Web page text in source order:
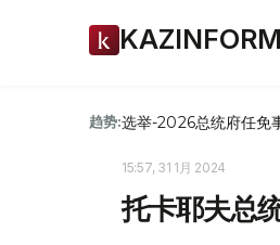
KAZINFORM
趋势:选举-2026总统府任免
15:57, 31 1月 2024
托卡耶夫总